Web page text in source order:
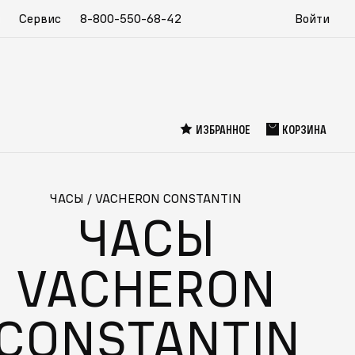
Сервис 8-800-550-68-42 Войти
ИЗБРАННОЕ КОРЗИНА
ЧАСЫ / VACHERON CONSTANTIN
ЧАСЫ
VACHERON